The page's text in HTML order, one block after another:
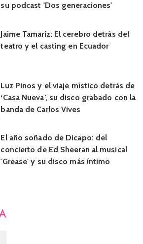
su podcast 'Dos generaciones'
Jaime Tamariz: El cerebro detrás del
teatro y el casting en Ecuador
Luz Pinos y el viaje místico detrás de
‘Casa Nueva’, su disco grabado con la
banda de Carlos Vives
El año soñado de Dicapo: del
concierto de Ed Sheeran al musical
'Grease' y su disco más íntimo